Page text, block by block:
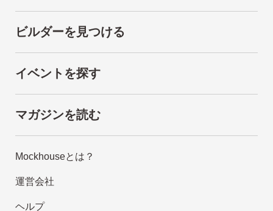
ビルダーを見つける
イベントを探す
マガジンを読む
Mockhouseとは？
運営会社
ヘルプ